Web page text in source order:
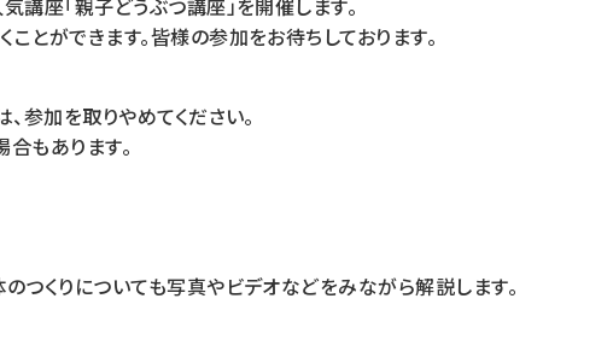
座「親子どうぶつ講座」を開催します。
ができます。皆様の参加をお待ちしております。
参加を取りやめてください。
もあります。
つくりについても写真やビデオなどをみながら解説します。